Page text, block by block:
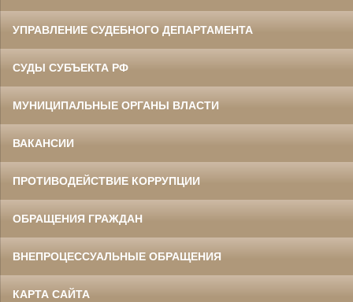
УПРАВЛЕНИЕ СУДЕБНОГО ДЕПАРТАМЕНТА
СУДЫ СУБЪЕКТА РФ
МУНИЦИПАЛЬНЫЕ ОРГАНЫ ВЛАСТИ
ВАКАНСИИ
ПРОТИВОДЕЙСТВИЕ КОРРУПЦИИ
ОБРАЩЕНИЯ ГРАЖДАН
ВНЕПРОЦЕССУАЛЬНЫЕ ОБРАЩЕНИЯ
КАРТА САЙТА